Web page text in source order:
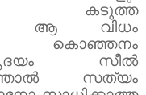
കടുത്ത
ആ വിധം
കൊഞ്ഞനം
സീൽ
സത്യം